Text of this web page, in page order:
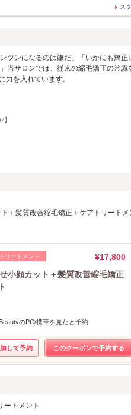
ス
ツンになるのは嫌だ」「いかにも矯正
当サロンでは、従来の縮毛矯正の常識
力を入れています。
】
ト＋髪質改善縮毛矯正＋ケアトリート
トリートメント
¥17,800
小顔カット＋髪質改善縮毛矯正
のPC/携帯を見たと予約
して予約 このクーポンで予約する
ートメント